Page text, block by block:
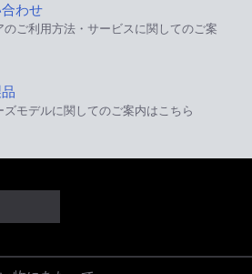
わせ
のご利用方法・サービスに関してのご案
ズモデルに関してのご案内はこちら